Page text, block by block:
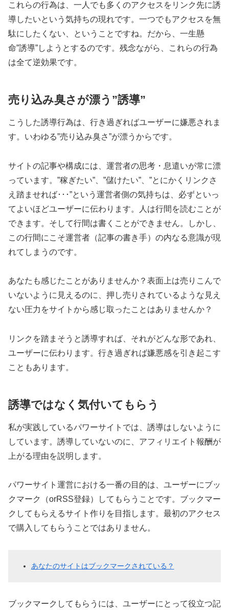
これらの行為は、一人でも多くのアクセスをリンク先に誘
導したいという気持ちの現れです。一つでもアクセスを無
駄にしたくない、ということですね。だから、一生懸
命”誘導”しようとするのです。残念ながら、これらの行為
は全て逆効果です。
売り込み臭さが漂う”誘導”
こうした誘導行為は、行き過ぎればユーザーに嫌悪されま
す。いわゆる”売り込み臭さ”が漂うからです。
サイトの記事や構成には、運営者の思考・息遣いが常に漂
っています。”稼ぎたい”、”儲けたい”、”とにかくリンクさ
え踏ませれば･･･”という運営者側の気持ちは、必ずといっ
てよいほどユーザーに伝わります。人は行間を読むことが
できます。そして行間は書くことができません。しかし、
この行間にこそ運営者（記事の書き手）の内なる意識が現
れてしまうのです。
あなたも感じたことがありませんか？表面上は売りこんで
いないように見えるのに、押し売りされているような見え
ない圧力をサイトから感じ取ったことはありませんか？
リンクを踏まそうと誘導すれば、それがどんな形であれ、
ユーザーに伝わります。行き過ぎれば嫌悪感を引き起こす
こともあります。
誘導ではなく気付いてもらう
私が実践しているパワーサイトでは、誘導はしないように
しています。誘導していないのに、アフィリエイト報酬が
上がる理由を説明します。
パワーサイト運営における一番の目的は、ユーザーにブッ
クマーク（orRSS登録）してもらうことです。ブックマー
クしてもらえるサイト作りを目指します。最初のアクセス
で購入してもらうことではありません。
あなたのサイトはブックマークされている？
ブックマークしてもらうには、ユーザーにとって役立つ記